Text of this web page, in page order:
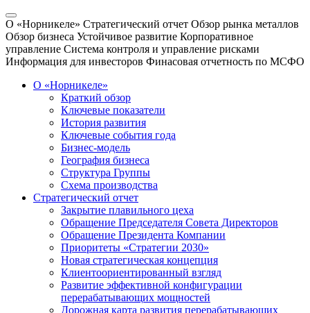
О «Норникеле» Стратегический отчет Обзор рынка металлов
Обзор бизнеса Устойчивое развитие Корпоративное
управление Система контроля и управление рисками
Информация для инвесторов Финасовая отчетность по МСФО
О «Норникеле»
Краткий обзор
Ключевые показатели
История развития
Ключевые события года
Бизнес-модель
География бизнеса
Структура Группы
Схема производства
Стратегический отчет
Закрытие плавильного цеха
Обращение Председателя Совета Директоров
Обращение Президента Компании
Приоритеты «Стратегии 2030»
Новая стратегическая концепция
Клиентоориентированный взгляд
Развитие эффективной конфигурации
перерабатывающих мощностей
Дорожная карта развития перерабатывающих